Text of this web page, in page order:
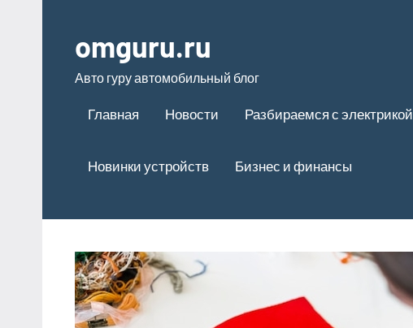
содержимому
omguru.ru
Авто гуру автомобильный блог
Главная Новости Разбираемся с электрикой
Новинки устройств Бизнес и финансы